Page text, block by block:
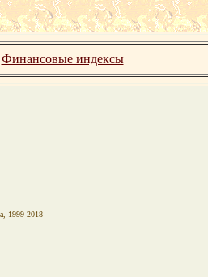
Финансовые индексы
1999-2018